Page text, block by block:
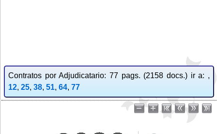
Contratos por Adjudicatario: 77 pags. (2158 docs.) ir a: ,
12, 25, 38, 51, 64, 77